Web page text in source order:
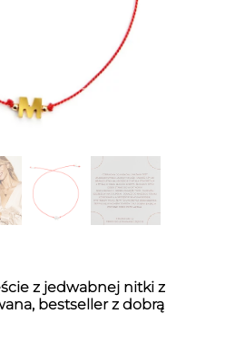
z jedwabnej nitki z
bestseller z dobrą